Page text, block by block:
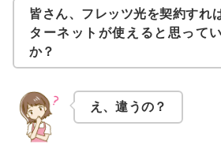
皆さん、フレッツ光を契約すれ
ターネットが使えると思って
か？
え、違うの？